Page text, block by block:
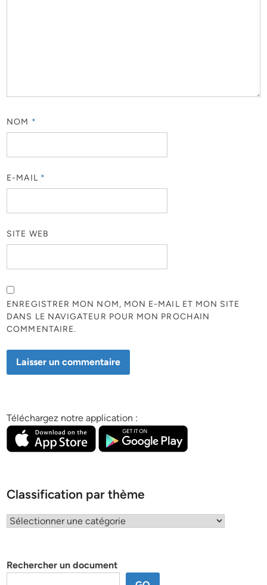
NOM *
E-MAIL *
SITE WEB
ENREGISTRER MON NOM, MON E-MAIL ET MON SITE
DANS LE NAVIGATEUR POUR MON PROCHAIN
COMMENTAIRE.
Téléchargez notre application :
Classification par thème
Classification
Rechercher un document